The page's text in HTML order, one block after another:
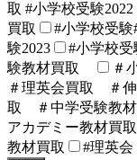
取 #小学校受験
買取
#小学校受験
験2023
#小学校受
験教材買取
＃
＃理英会買取 ＃伸
取 ＃中学受験教
アカデミー教材買取
教材買取
#理英会